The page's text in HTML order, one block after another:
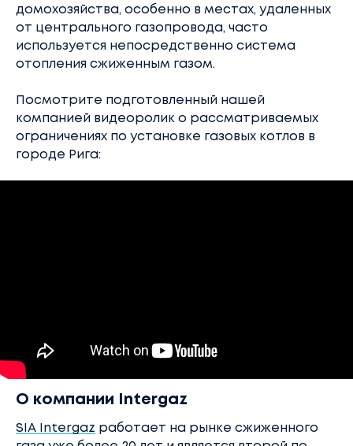
домохозяйства, особенно в местах, удаленных
от центрального газопровода, часто
используется непосредственно система
отопления сжиженным газом.
Посмотрите подготовленный нашей
компанией видеоролик о рассматриваемых
ограничениях по установке газовых котлов в
городе Рига:
О компании Intergaz
SIA Intergaz работает на рынке сжиженного